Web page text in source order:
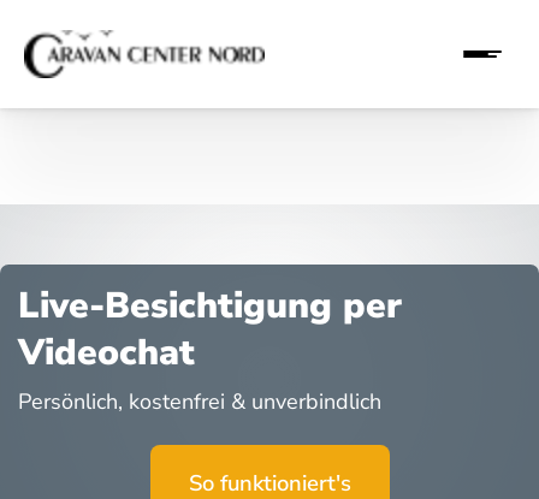
Live-Besichtigung per
Videochat
Persönlich, kostenfrei & unverbindlich
So funktioniert's